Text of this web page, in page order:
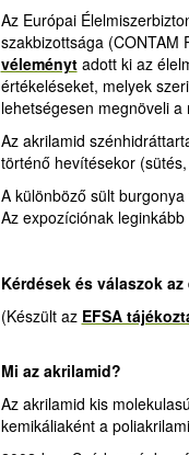
Az Európai
szakbizottsága (CONTAM
véleménytadott ki az
értékeléseket, melyek
lehetségesen megnöveli
Az akrilamid
történő hevítésekor
A különböző sült
Az expozíciónak
Kérdések és válaszok
(Készült az EFSA
Mi az akrilamid?
Az akrilamid kis
kemikáliaként a